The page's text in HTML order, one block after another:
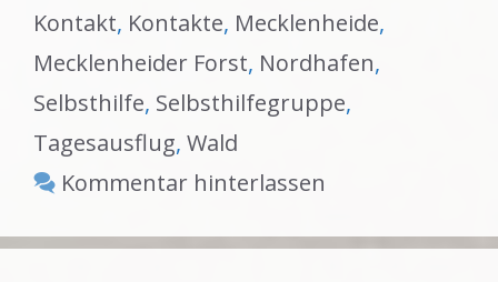
Kontakt, Kontakte, Mecklenheide,
Mecklenheider Forst, Nordhafen,
Selbsthilfe, Selbsthilfegruppe,
Tagesausflug, Wald
Kommentar hinterlassen